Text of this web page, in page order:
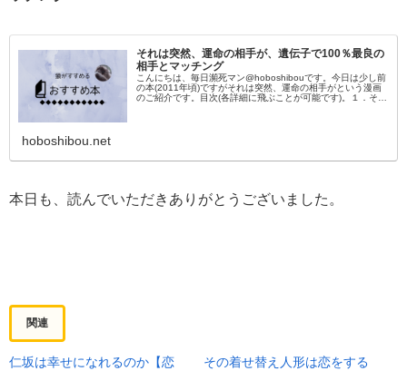
それは突然、運命の相手が、遺伝子で100％最良の
相手とマッチング
こんにちは、毎日瀕死マン@hoboshibouです。今日は少し前
の本(2011年頃)ですがそれは突然、運命の相手がという漫画
のご紹介です。目次(各詳細に飛ぶことが可能です)。１．それ
hoboshibou.net
本日も、読んでいただきありがとうございました。
関連
仁坂は幸せになれるのか【恋
その着せ替え人形は恋をする